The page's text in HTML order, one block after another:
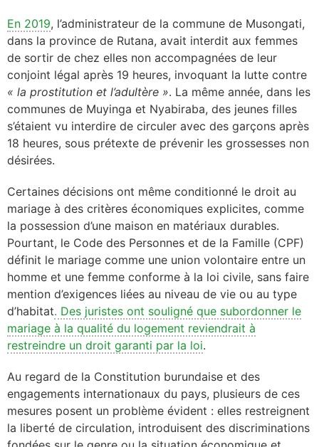
En 2019, l’administrateur de la commune de Musongati,
dans la province de Rutana, avait interdit aux femmes
de sortir de chez elles non accompagnées de leur
conjoint légal après 19 heures, invoquant la lutte contre
« la prostitution et l’adultère ». La même année, dans les
communes de Muyinga et Nyabiraba, des jeunes filles
s’étaient vu interdire de circuler avec des garçons après
18 heures, sous prétexte de prévenir les grossesses non
désirées.
Certaines décisions ont même conditionné le droit au
mariage à des critères économiques explicites, comme
la possession d’une maison en matériaux durables.
Pourtant, le Code des Personnes et de la Famille (CPF)
définit le mariage comme une union volontaire entre un
homme et une femme conforme à la loi civile, sans faire
mention d’exigences liées au niveau de vie ou au type
d’habitat. Des juristes ont souligné que subordonner le
mariage à la qualité du logement reviendrait à
restreindre un droit garanti par la loi.
Au regard de la Constitution burundaise et des
engagements internationaux du pays, plusieurs de ces
mesures posent un problème évident : elles restreignent
la liberté de circulation, introduisent des discriminations